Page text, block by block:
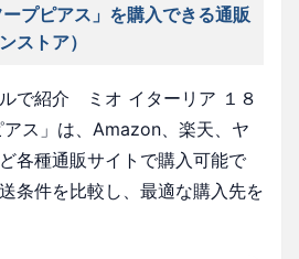
プピアス」を購入できる通販
ストア）
ルで紹介 ミオ イターリア １８
ス」は、Amazon、楽天、ヤ
各種通販サイトで購入可能で
条件を比較し、最適な購入先を